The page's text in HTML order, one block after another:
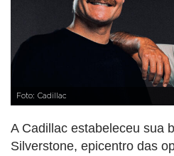
Foto: Cadillac
A Cadillac estabeleceu sua
Silverstone, epicentro das